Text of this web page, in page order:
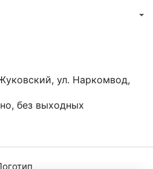
ул. Наркомвод,
без выходных